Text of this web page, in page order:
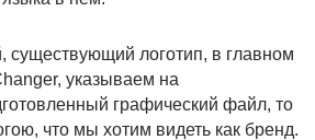
логотип, в главном
указываем на
графический файл, то
что мы хотим видеть как бренд.